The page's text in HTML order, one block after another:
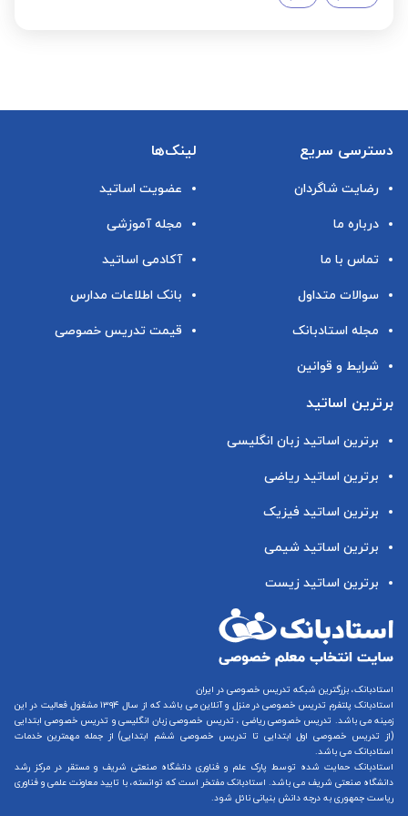
دسترسی سریع
رضایت شاگردان
درباره ما
تماس با ما
سوالات متداول
مجله استادبانک
شرایط و قوانین
لینک‌ها
عضویت اساتید
مجله آموزشی
آکادمی اساتید
بانک اطلاعات مدارس
قیمت تدریس خصوصی
برترین اساتید
برترین اساتید زبان انگلیسی
برترین اساتید ریاضی
برترین اساتید فیزیک
برترین اساتید شیمی
برترین اساتید زیست
استادبانک، بزرگترین شبکه تدریس خصوصی در ایران
استادبانک پلتفرم تدریس خصوصی در منزل و آنلاین
می باشد که از سال ۱۳۹۴ مشغول فعالیت در این
زمینه می باشد. تدریس خصوصی ریاضی ، تدریس خصوصی زبان انگلیسیو تدریس خصوصی ابتدایی
(از تدریس خصوصی اول ابتدایی تا تدریس خصوصی ششم ابتدایی) از جمله مهمترین خدمات
استادبانک می باشد.
استادبانک حمایت شده توسط پارک علم و فناوری دانشگاه صنعتی شریف و مستقر در مرکز رشد
دانشگاه صنعتی شریف می باشد. استادبانک مفتخر است که توانسته، با تایید معاونت علمی و فناوری
ریاست جمهوری به درجه دانش بنیانی نائل شود.